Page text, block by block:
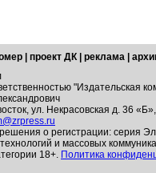
проект ДК реклама
"Издательская
ул. Некрасовская д. 36
о регистрации: серия
и массовых
18+. Политика